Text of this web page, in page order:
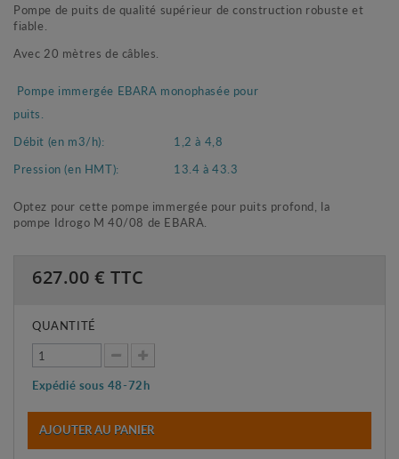
Pompe de puits de qualité supérieur de construction robuste et
fiable.
Avec 20 mètres de câbles.
Pompe immergée EBARA monophasée pour
puits.
Débit (en m3/h):
1,2 à 4,8
Pression (en HMT):
13.4 à 43.3
Optez pour cette pompe immergée pour puits profond, la
pompe Idrogo M 40/08 de EBARA.
627.00 € TTC
QUANTITÉ
Expédié sous 48-72h
AJOUTER AU PANIER